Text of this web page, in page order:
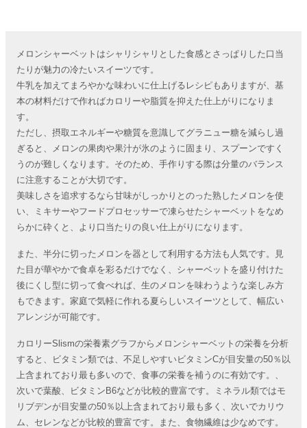
メロンシャーベットはシャリシャリとした食感とさっぱりした口当
たりが魅力の冷たいスイーツです。
牛乳を加えてまろやかな味わいに仕上げるレシピもありますが、基
本の材料だけで作ればカロリーや脂質を抑えた仕上がりになりま
す。
ただし、摂取エネルギーや糖質を意識してグラニュー糖を減らし過
ぎると、メロンの果肉や果汁が氷のように固まり、スプーンですく
うのが難しくなります。そのため、手作りする際は分量のバランス
に注意することが大切です。
美味しさを追求するなら甘味がしっかりとのった熟したメロンを使
い、ミキサーやフードプロセッサーで凍らせたシャーベットをなめ
らかに砕くと、より口当たりの良い仕上がりになります。
また、半分に切ったメロンを器として利用する方法も人気です。見
た目が華やかで食卓を彩るだけでなく、シャーベットを盛り付けた
後にくし型に切って食べれば、生のメロンを味わうような楽しみ方
もできます。家庭で気軽に作れる夏らしいスイーツとして、幅広い
アレンジが可能です。
カロリーSlismの栄養素グラフからメロンシャーベットの栄養を分析
すると、ビタミン類では、不足しやすいビタミンCが目安量の50％以
上含まれており最も多いので、食事の栄養を補うのに有効です。、
次いで葉酸、ビタミンB6などが比較的豊富です。ミネラル類ではモ
リブデンが目安量の50％以上含まれており最も多く、次いでカリウ
ム、セレンなどが比較的豊富です。また、食物繊維は少なめです。